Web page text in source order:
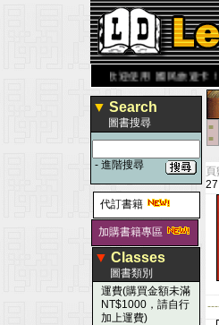
歡迎使用 國民旅遊卡！！
▼ Search
圖書搜尋
- 進階搜尋
代訂書籍
加購書籍專區
▼ Classes
圖書類別
運費(購買金額未滿
NT$1000，請自行
加上運費)
■
■
頁
27